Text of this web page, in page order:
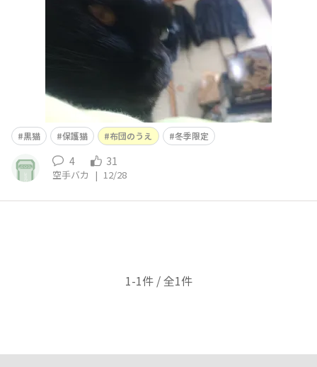
黒猫 保護猫 布団のうえ 冬季限定
4 31
空手バカ | 12/28
1-1件 / 全1件